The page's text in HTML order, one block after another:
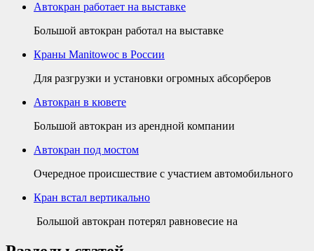
Автокран работает на выставке
Большой автокран работал на выставке
Краны Manitowoc в России
Для разгрузки и установки огромных абсорберов
Автокран в кювете
Большой автокран из арендной компании
Автокран под мостом
Очередное происшествие с участием автомобильного
Кран встал вертикально
Большой автокран потерял равновесие на